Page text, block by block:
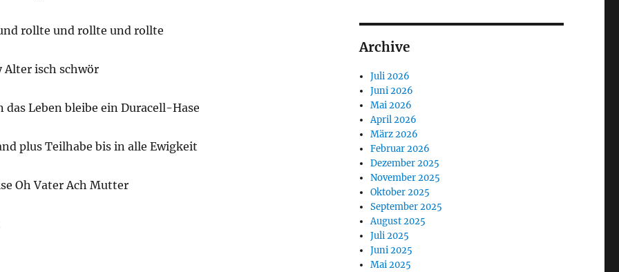
rollte und rollte und rollte
Alter isch schwör
das Leben bleibe ein Duracell-Hase
plus Teilhabe bis in alle Ewigkeit
Oh Vater Ach Mutter
Archive
Juli 2026
Juni 2026
Mai 2026
April 2026
März 2026
Februar 2026
Dezember 2025
November 2025
Oktober 2025
September 2025
August 2025
Juli 2025
Juni 2025
Mai 2025